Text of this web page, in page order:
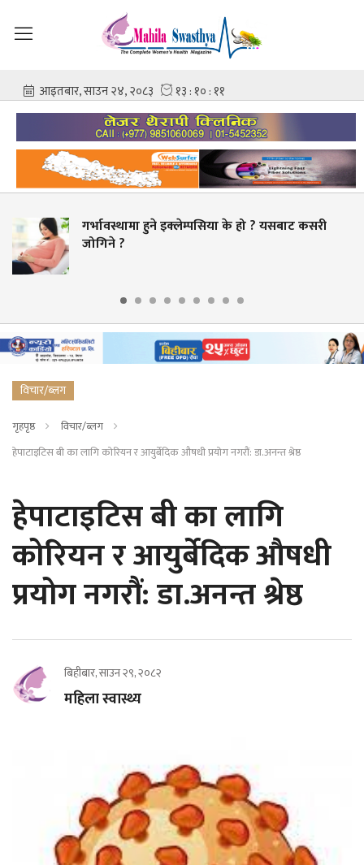
हुने इक्लेम्पसिया के हो ? यसबाट कसरी
?
विचार/ब्लग
गृहपृष्ठ
विचार/ब्लग
हेपाटाइटिस बी का लागि कोरियन र आयुर्बेदिक औषधी प्रयोग नगरौं: डा.अनन्त श्रेष्ठ
हेपाटाइटिस बी का लागि
कोरियन र आयुर्बेदिक औषधी
प्रयोग नगरौं: डा.अनन्त श्रेष्ठ
बिहीबार, साउन २९, २०८२
महिला स्वास्थ्य